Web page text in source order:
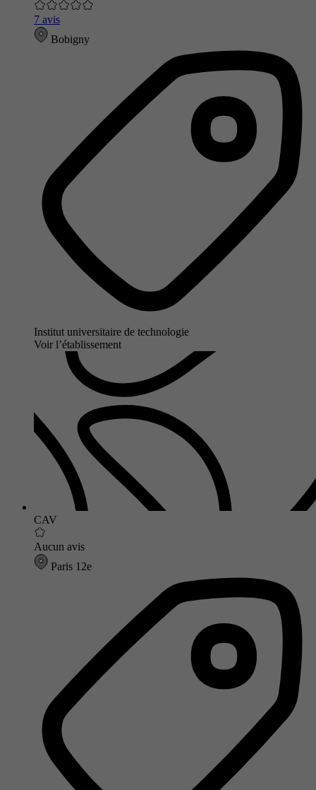
7 avis
Bobigny
Institut universitaire de technologie
Voir l’établissement
CAV
Aucun avis
Paris 12e